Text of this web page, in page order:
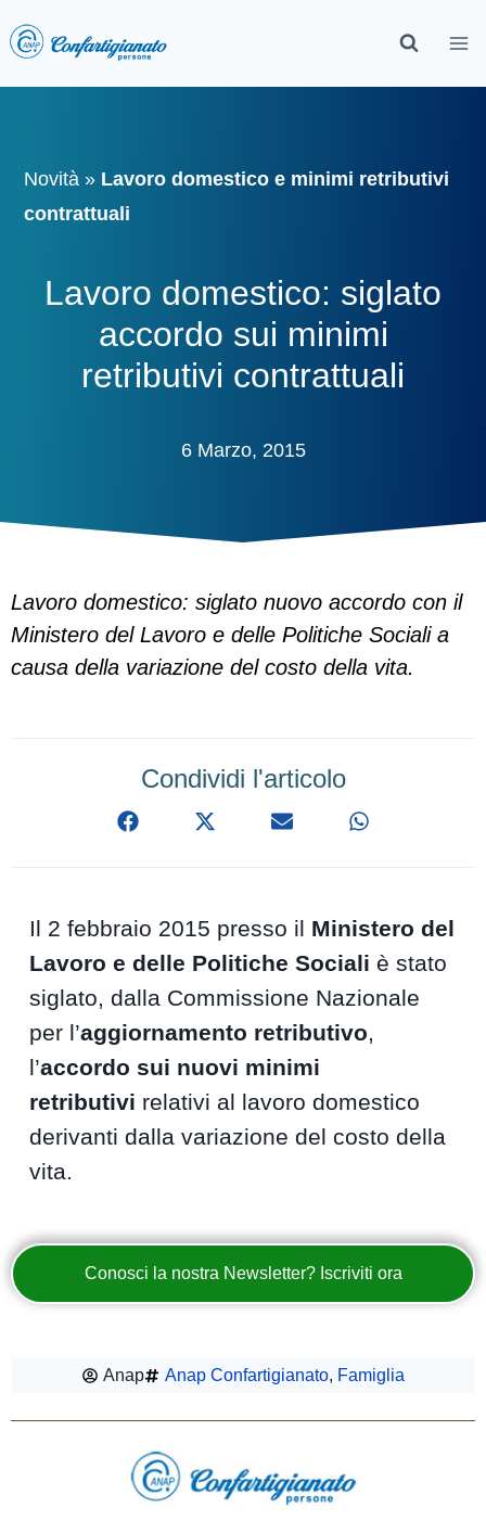
Novità » Lavoro domestico e minimi retributivi
contrattuali
Lavoro domestico: siglato
accordo sui minimi
retributivi contrattuali
6 Marzo, 2015
Lavoro domestico: siglato nuovo accordo con il
Ministero del Lavoro e delle Politiche Sociali a
causa della variazione del costo della vita.
Condividi l'articolo
Il 2 febbraio 2015 presso il Ministero del
Lavoro e delle Politiche Sociali è stato
siglato, dalla Commissione Nazionale
per l’aggiornamento retributivo,
l’accordo sui nuovi minimi
retributivi relativi al lavoro domestico
derivanti dalla variazione del costo della
vita.
Conosci la nostra Newsletter? Iscriviti ora
Anap Anap Confartigianato, Famiglia